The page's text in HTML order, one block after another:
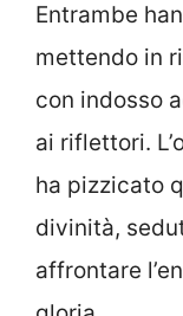
Entrambe
mettendo in
con indosso
ai riflettori.
ha pizzicato
divinità,
affrontare